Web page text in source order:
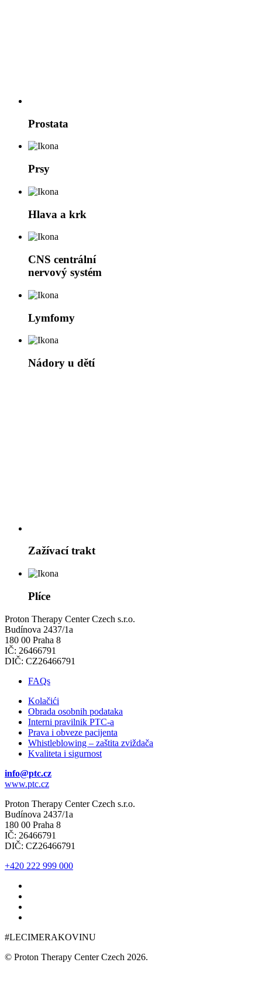
Prostata
Prsy
Hlava a krk
CNS centrální
nervový systém
Lymfomy
Nádory u dětí
Zažívací trakt
Plíce
Proton Therapy Center Czech s.r.o.
Budínova 2437/1a
180 00 Praha 8
IČ: 26466791
DIČ: CZ26466791
FAQs
Kolačići
Obrada osobnih podataka
Interni pravilnik PTC-a
Prava i obveze pacijenta
Whistleblowing – zaštita zviždača
Kvaliteta i sigurnost
info@ptc.cz
www.ptc.cz
Proton Therapy Center Czech s.r.o.
Budínova 2437/1a
180 00 Praha 8
IČ: 26466791
DIČ: CZ26466791
+420 222 999 000
#LECIMERAKOVINU
© Proton Therapy Center Czech 2026.